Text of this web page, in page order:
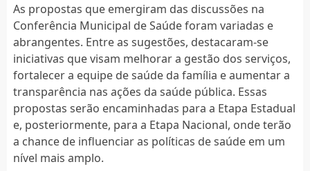
As propostas que emergiram das discussões na
Conferência Municipal de Saúde foram variadas e
abrangentes. Entre as sugestões, destacaram-se
iniciativas que visam melhorar a gestão dos serviços,
fortalecer a equipe de saúde da família e aumentar a
transparência nas ações da saúde pública. Essas
propostas serão encaminhadas para a Etapa Estadual
e, posteriormente, para a Etapa Nacional, onde terão
a chance de influenciar as políticas de saúde em um
nível mais amplo.